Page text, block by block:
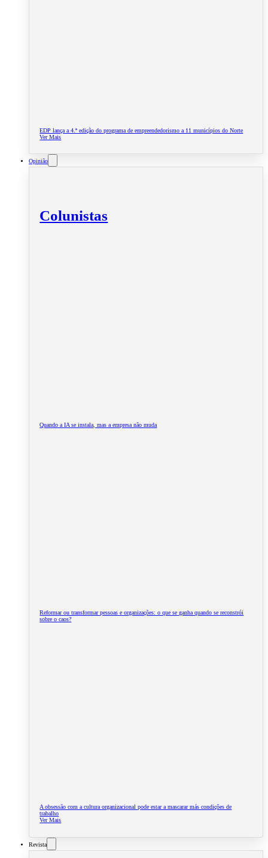
EDP lança a 4.ª edição do programa de empreendedorismo a 11 municípios do Norte
Ver Mais
Opinião
Colunistas
Quando a IA se instala, mas a empresa não muda
Reformar ou transformar pessoas e organizações: o que se ganha quando se reconstrói
sobre o caos?
A obsessão com a cultura organizacional pode estar a mascarar más condições de
trabalho
Ver Mais
Revista